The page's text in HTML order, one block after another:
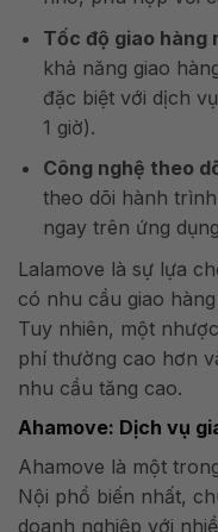
Tốc độ giao hàng
khả năng giao
đặc biệt với dịch
1 giờ).
Công nghệ theo
theo dõi hành
ngay trên ứng
Lalamove là sự lựa
có nhu cầu giao
Tuy nhiên, một
phí thường cao hơn
nhu cầu tăng cao.
Ahamove: Dịch vụ
Ahamove là một
Nội phổ biến nhất,
doanh nghiệp với